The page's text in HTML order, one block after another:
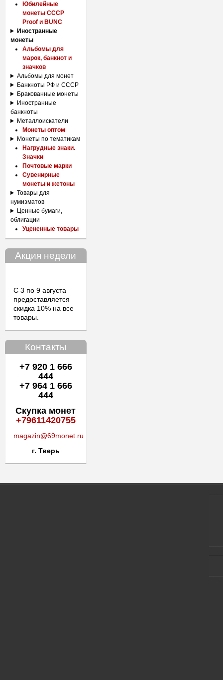
Юбилейные
монеты СССР
Proof и BUNC
Иностранные
монеты
Альбомы для
марок, банкнот и
значков
Альбомы для монет
Банкноты РФ и СССР
Бракованные монеты
Иностранные
банкноты
Металлоискатели
Монеты оптом
Монеты по тематикам
Нагрудные знаки.
Значки
Почтовые марки
Сувенирные
монеты и жетоны
Товары для
нумизматов
Ценные бумаги,
облигации
Уцененные товары
Акция недели
С 3 по 9 августа
предоставляется
скидка 10% на все
товары.
Контакты
+7 920 1 666
444
+7 964 1 666
444
Скупка монет
+79611420755
magazin@69monet.ru
г. Тверь